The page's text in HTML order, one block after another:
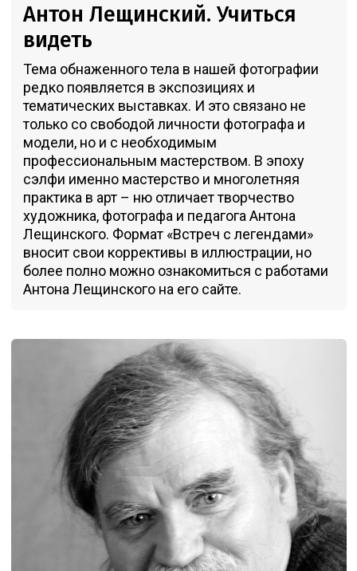
Антон Лещинский. Учиться
видеть
Тема обнаженного тела в нашей фотографии
редко появляется в экспозициях и
тематических выставках. И это связано не
только со свободой личности фотографа и
модели, но и с необходимым
профессиональным мастерством. В эпоху
сэлфи именно мастерство и многолетняя
практика в арт – ню отличает творчество
художника, фотографа и педагога Антона
Лещинского. Формат «Встреч с легендами»
вносит свои коррективы в иллюстрации, но
более полно можно ознакомиться с работами
Антона Лещинского на его сайте.